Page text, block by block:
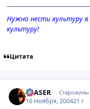
Нужно нести культуру
культуру!
Цитата
ERASER Старожилы
16 Ноября, 200421 г